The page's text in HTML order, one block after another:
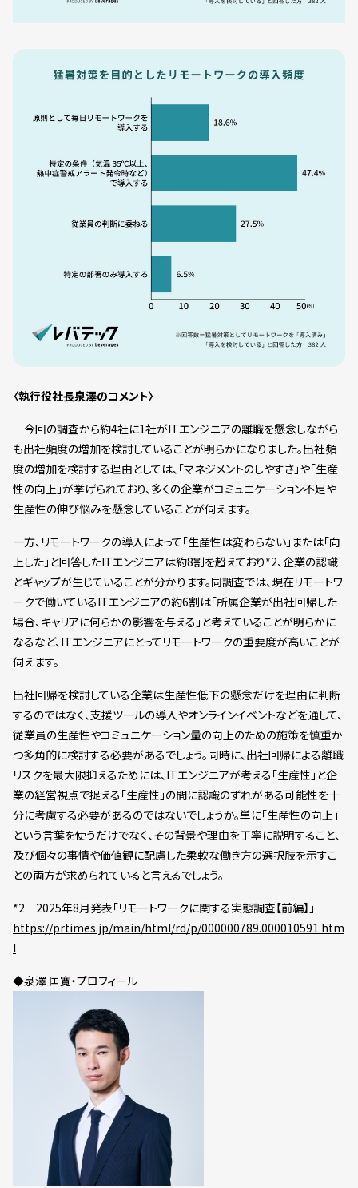
〈執行役社長泉澤のコメント〉
今回の調査から約4社に1社がITエンジニアの離職を懸念しながら
も出社頻度の増加を検討していることが明らかになりました。出社頻
度の増加を検討する理由としては、「マネジメントのしやすさ」や「生産
性の向上」が挙げられており、多くの企業がコミュニケーション不足や
生産性の伸び悩みを懸念していることが伺えます。
一方、リモートワークの導入によって「生産性は変わらない」または「向
上した」と回答したITエンジニアは約8割を超えており*2、企業の認識
とギャップが生じていることが分かります。同調査では、現在リモートワ
ークで働いているITエンジニアの約6割は「所属企業が出社回帰した
場合、キャリアに何らかの影響を与える」と考えていることが明らかに
なるなど、ITエンジニアにとってリモートワークの重要度が高いことが
伺えます。
出社回帰を検討している企業は生産性低下の懸念だけを理由に判断
するのではなく、支援ツールの導入やオンラインイベントなどを通して、
従業員の生産性やコミュニケーション量の向上のための施策を慎重か
つ多角的に検討する必要があるでしょう。同時に、出社回帰による離職
リスクを最大限抑えるためには、ITエンジニアが考える「生産性」と企
業の経営視点で捉える「生産性」の間に認識のずれがある可能性を十
分に考慮する必要があるのではないでしょうか。単に「生産性の向上」
という言葉を使うだけでなく、その背景や理由を丁寧に説明すること、
及び個々の事情や価値観に配慮した柔軟な働き方の選択肢を示すこ
との両方が求められていると言えるでしょう。
*2 2025年8月発表「リモートワークに関する実態調査【前編】」
https://prtimes.jp/main/html/rd/p/000000789.000010591.htm
l
◆泉澤 匡寛・プロフィール